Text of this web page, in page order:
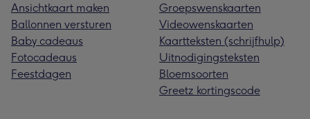
Ansichtkaart maken
Ballonnen versturen
Baby cadeaus
Fotocadeaus
Feestdagen
Groepswenskaarten
Videowenskaarten
Kaartteksten (schrijfhulp)
Uitnodigingsteksten
Bloemsoorten
Greetz kortingscode